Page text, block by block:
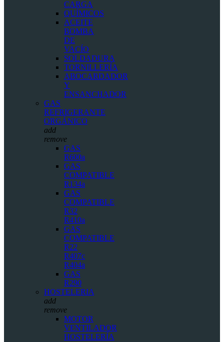
CARGA
QUÍMICOS
ACEITE
BOMBA
DE
VACÍO
SOLDADURA
TORNILLERÍA
ABOCARDADOR
Y
ENSANCHADOR
GAS
REFRIGERANTE
ORGÁNICO
add
remove
GAS
R600a
GAS
COMPATIBLE
R134a
GAS
COMPATIBLE
R32
R410a
GAS
COMPATIBLE
R22
R407c
R404a
GAS
R290
HOSTELERIA
add
remove
MOTOR
VENTILADOR
HOSTELERÍA